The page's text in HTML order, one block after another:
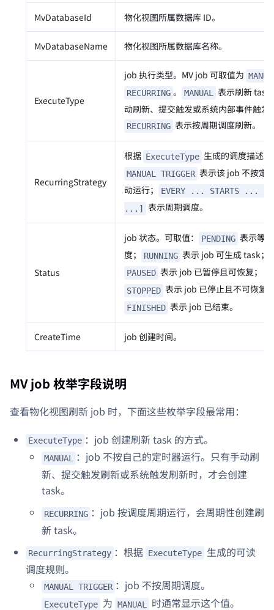
MvDatabaseId 物化视图所属数据库 ID。
MvDatabaseName 物化视图所属数据库名称。
ExecuteType
job 执行类型。MV job 可取值为
RECURRING 。 MANUAL
表示刷新 task
动刷新、提交触发或系统内部事件触发
RECURRING 表示按周期调度刷新。
RecurringStrategy
根据 ExecuteType 生成的调度描述。
MANUAL TRIGGER 表示该 job 不按定
动运行；
EVERY ... STARTS ...
...] 表示周期调度。
Status
job 状态。可取值： PENDING 表示等
度；
RUNNING 表示 job 可生成 task；
PAUSED 表示 job 已暂停且可恢复；
STOPPED 表示 job 已停止且不可恢复
FINISHED 表示 job 已结束。
CreateTime job 创建时间。
MV job 枚举字段说明
查看物化视图刷新 job 时，下面这些枚举字段最常用：
ExecuteType ：job 创建刷新 task 的方式。
MANUAL
：job 不按自己的定时器运行。只有手动刷
新、提交触发刷新或系统触发刷新时，才会创建
task。
RECURRING ：job 按调度周期运行，会周期性创建刷
新 task。
RecurringStrategy ：根据 ExecuteType 生成的可读
调度规则。
MANUAL TRIGGER ：job 不按周期调度。
ExecuteType 为 MANUAL 时通常显示这个值。